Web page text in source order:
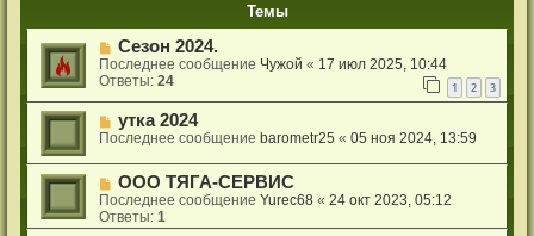
Темы
Сезон 2024.
Последнее сообщение Чужой « 17 июл 2025, 10:44
Ответы:24 1 2 3
утка 2024
Последнее сообщение barometr25 «05 ноя 2024, 13:59
ООО ТЯГА-СЕРВИС
Последнее сообщениеYurec68 «24 окт 2023, 05:12
Ответы:1